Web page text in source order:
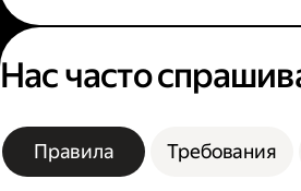
Нас часто
Правила Требования